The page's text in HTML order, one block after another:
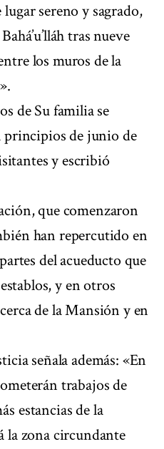
sereno y sagrado,
tras nueve
los muros de la
de Su familia se
principios de junio de
y escribió
que comenzaron
han repercutido en
del acueducto que
y en otros
de la Mansión y en
señala además: «En
trabajos de
estancias de la
la zona circundante